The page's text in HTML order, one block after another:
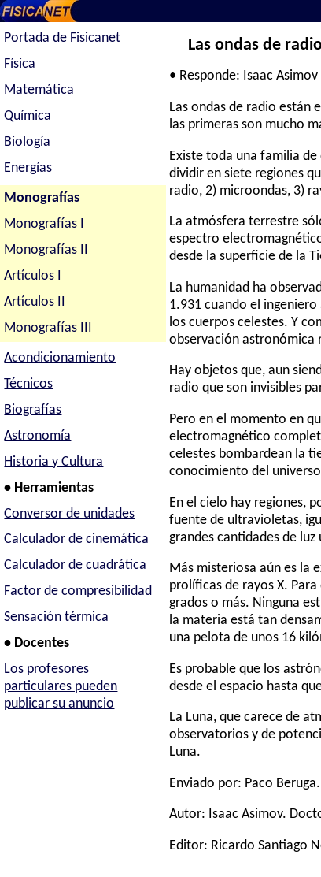
Portada de Fisicanet
Física
Matemática
Química
Biología
Energías
Monografías
Monografías I
Monografías II
Artículos I
Artículos II
Monografías III
Acondicionamiento
Técnicos
Biografías
Astronomía
Historia y Cultura
• Herramientas
Conversor de unidades
Calculador de cinemática
Calculador de cuadrática
Factor de compresibilidad
Sensación térmica
• Docentes
Los profesores
particulares pueden
publicar su anuncio
Las ondas de
• Responde: Isaac Asimov
Las ondas de radio están
las primeras son mucho
Existe toda una familia
dividir en siete regiones
radio, 2) microondas, 3)
La atmósfera terrestre
espectro
desde la superficie de la
La humanidad ha
1.931 cuando el
los cuerpos celestes. Y
observación astronómica
Hay objetos que, aun
radio que son invisibles
Pero en el momento en
electromagnético
celestes bombardean la
conocimiento del
En el cielo hay regiones,
fuente de ultravioletas,
grandes cantidades de
Más misteriosa aún es la
prolíficas de rayos X.
grados o más. Ninguna
la materia está tan
una pelota de unos 16
Es probable que los
desde el espacio hasta
La Luna, que carece de
observatorios y de
Luna.
Enviado por: Paco Beruga.
Autor: Isaac Asimov.
Editor: Ricardo Santiago